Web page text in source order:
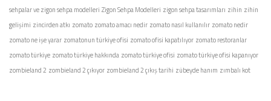
sehpalar ve zigon sehpa modelleri Zigon Sehpa Modelleri zigon sehpa tasarımları zihin zihin
gelişimi zincirden atkı zomato zomato amacı nedir zomato nasıl kullanılır zomato nedir
zomato ne işe yarar zomatonun türkiye ofisi zomato ofisi kapatılıyor zomato restoranlar
zomato türkiye zomato türkiye hakkında zomato türkiye ofisi zomato türkiye ofisi kapanıyor
zombieland 2 zombieland 2 çıkıyor zombieland 2 çıkış tarihi zübeyde hanım zımbalı kot